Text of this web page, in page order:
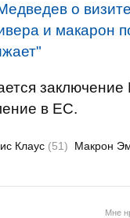
о
и макарон
в ЕС.
Клаус (51) Макрон
Мне